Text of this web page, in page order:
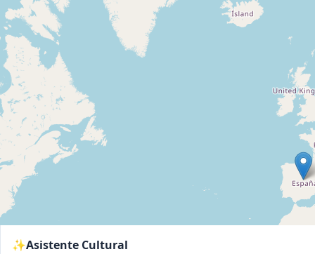
✨Asistente Cultural